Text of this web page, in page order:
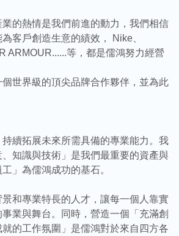
的熱情是我們前進的動力，我們相信
客戶創造生意的績效， Nike、
ARMOUR......等，都是儒鴻努力經營
世界級的頂尖品牌合作夥伴，並為此
續拓展未來所需具備的專業能力。我
知識與技術」是我們最重要的資產與
」為儒鴻成功的基石。
和專業特長的人才，讓每一個人靠實
業與舞台。同時，營造一個「充滿創
的工作氛圍」是儒鴻對於來自四方各